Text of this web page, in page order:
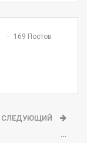
169 Постов
СЛЕДУЮЩИЙ
…